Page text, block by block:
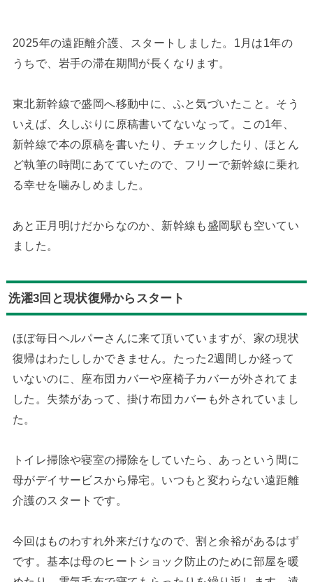
2025年の遠距離介護、スタートしました。1月は1年の
うちで、岩手の滞在期間が長くなります。
東北新幹線で盛岡へ移動中に、ふと気づいたこと。そう
いえば、久しぶりに原稿書いてないなって。この1年、
新幹線で本の原稿を書いたり、チェックしたり、ほとん
ど執筆の時間にあてていたので、フリーで新幹線に乗れ
る幸せを噛みしめました。
あと正月明けだからなのか、新幹線も盛岡駅も空いてい
ました。
洗濯3回と現状復帰からスタート
ほぼ毎日ヘルパーさんに来て頂いていますが、家の現状
復帰はわたししかできません。たった2週間しか経って
いないのに、座布団カバーや座椅子カバーが外されてま
した。失禁があって、掛け布団カバーも外されていまし
た。
トイレ掃除や寝室の掃除をしていたら、あっという間に
母がデイサービスから帰宅。いつもと変わらない遠距離
介護のスタートです。
今回はものわすれ外来だけなので、割と余裕があるはず
です。基本は母のヒートショック防止のために部屋を暖